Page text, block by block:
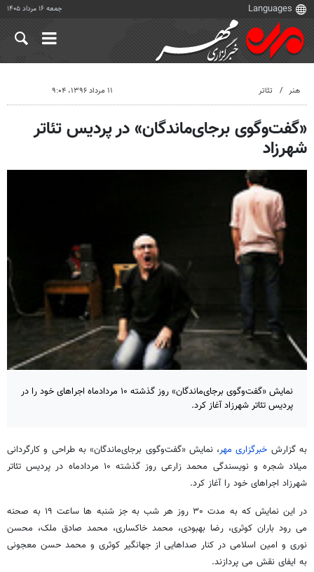
جمعه ۱۶ مرداد ۱۴۰۵
هنر تئاتر ۱۱ مرداد ۱۳۹۶، ۹:۰۴
«گفت‌وگوی برجای‌ماندگان» در پردیس تئاتر
شهرزاد
نمایش «گفت‌وگوی برجای‌ماندگان» روز گذشته ۱۰ مردادماه اجراهای خود را در
پردیس تئاتر شهرزاد آغاز کرد.
به گزارش خبرگزاری مهر، نمایش «گفت‌وگوی برجای‌ماندگان» به طراحی و کارگردانی
میلاد شجره و نویسندگی محمد زارعی روز گذشته ۱۰ مردادماه در پردیس تئاتر
شهرزاد اجراهای خود را آغاز کرد.
در این نمایش که به مدت ۳۰ روز هر شب به جز شنبه ها ساعت ۱۹ به صحنه
می رود باران کوثری، رضا بهبودی، محمد خاکساری، محمد صادق ملک، محسن
نوری و امین اسلامی در کنار صداهایی از جهانگیر کوثری و محمد حسن معجونی
به ایفای نقش می پردازند.